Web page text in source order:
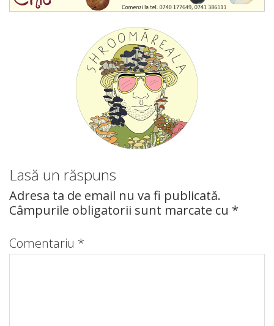
Lasă un răspuns
Adresa ta de email nu va fi publicată.
Câmpurile obligatorii sunt marcate cu *
Comentariu *